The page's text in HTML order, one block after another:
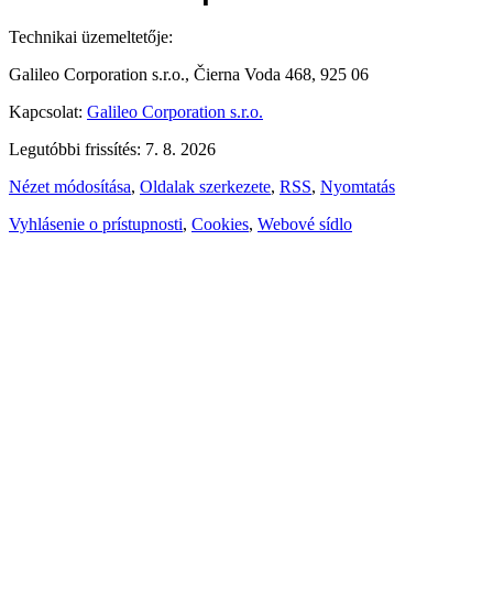
Technikai üzemeltetője:
Galileo Corporation s.r.o., Čierna Voda 468, 925 06
Kapcsolat: Galileo Corporation s.r.o.
Legutóbbi frissítés: 7. 8. 2026
Nézet módosítása, Oldalak szerkezete, RSS, Nyomtatás
Vyhlásenie o prístupnosti, Cookies, Webové sídlo